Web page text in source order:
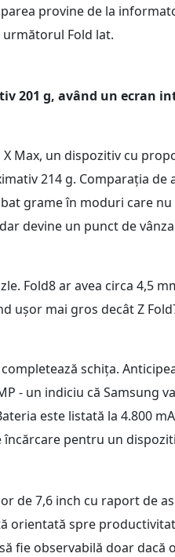
provine de la
Fold lat.
201 g, având un ecran
Max, un dispozitiv cu
214 g. Comparația
grame în moduri care
devine un punct de
Fold8 ar avea circa 4,5
ușor mai gros decât Z
schița.
- un indiciu că Samsung
este listată la 4.800
pentru un
de 7,6 inch cu raport de
orientată spre
fie observabilă doar dacă